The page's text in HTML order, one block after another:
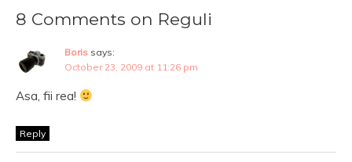
8 Comments on Reguli
Boris says:
October 23, 2009 at 11:26 pm
Asa, fii rea!
Reply